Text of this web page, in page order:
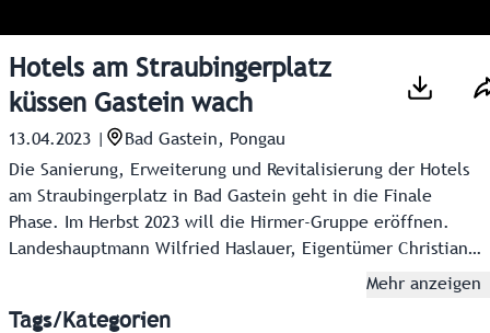
Hotels am Straubingerplatz
küssen Gastein wach
13.04.2023
Bad Gastein, Pongau
Die Sanierung, Erweiterung und Revitalisierung der Hotels
am Straubingerplatz in Bad Gastein geht in die Finale
Phase. Im Herbst 2023 will die Hirmer-Gruppe eröffnen.
Landeshauptmann Wilfried Haslauer, Eigentümer Christian
Hirmer und Bürgermeister Gerhard Steinbauer über eine
Mehr anzeigen
Tags/Kategorien